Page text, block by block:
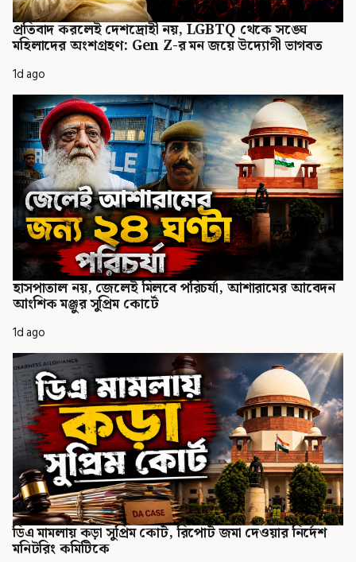
প্রতিবাদ করলেই দেশদ্রোহী নয়, LGBTQ থেকে সঙ্ঘে
মহিলাদের অংশগ্রহণ: Gen Z-র মন জয়ে উদ্যোগী ভাগবত
1d ago
হাসপাতাল নয়, জেলেই মিলবে পরিচর্যা, আশারামের আবেদন
আংশিক মঞ্জুর সুপ্রিম কোর্টে
1d ago
ডিএ মামলায় কড়া সুপ্রিম কোর্ট, রিপোর্ট জমা দেওয়ার নির্দেশ
মনিটরিং কমিটিকে